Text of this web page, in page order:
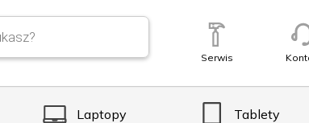
Serwis
Laptopy Tablety